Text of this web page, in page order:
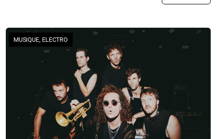
MUSIQUE, ELECTRO